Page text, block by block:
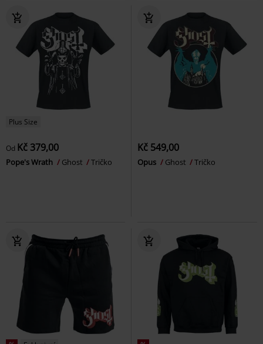
Plus Size
Od Kč 379,00
Pope's Wrath Ghost Tričko
Kč 549,00
Opus Ghost Tričko